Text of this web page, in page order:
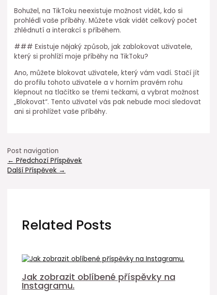
Bohužel, na TikToku neexistuje možnost vidět, kdo si
prohlédl vaše příběhy. Můžete však vidět celkový počet
zhlédnutí a interakcí s příběhem.
### Existuje nějaký způsob, jak zablokovat uživatele,
který si prohlíží moje příběhy na TikToku?
Ano, můžete blokovat uživatele, který vám vadí. Stačí jít
do profilu tohoto uživatele a v horním pravém rohu
klepnout na tlačítko se třemi tečkami, a vybrat možnost
„Blokovat“. Tento uživatel vás pak nebude moci sledovat
ani si prohlížet vaše příběhy.
Post navigation
← Předchozí Příspěvek
Další Příspěvek →
Related Posts
Jak zobrazit oblíbené příspěvky na
Instagramu.